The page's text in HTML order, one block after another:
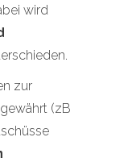
wird
zur
(zB